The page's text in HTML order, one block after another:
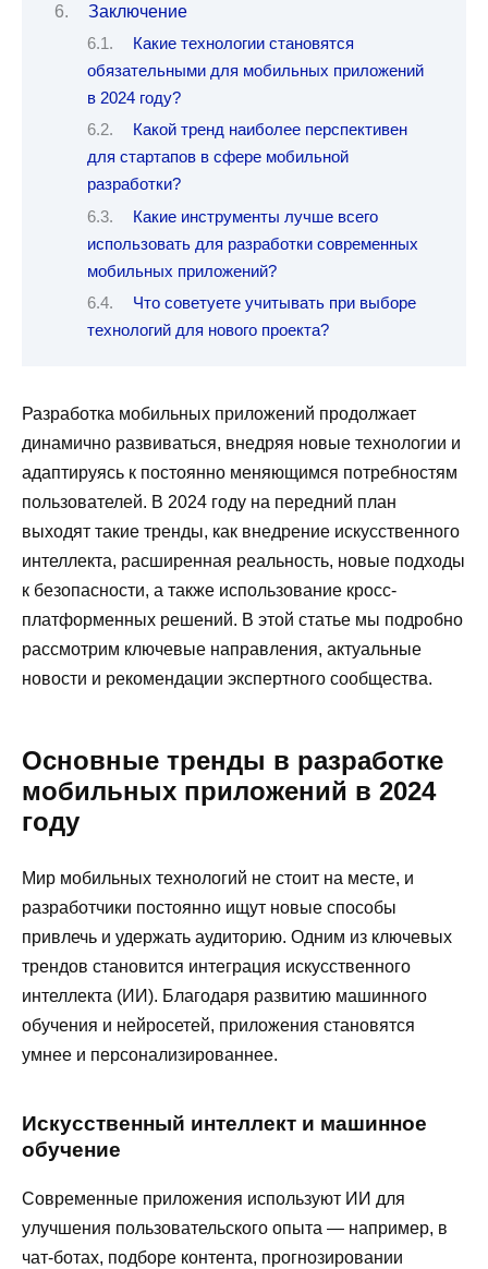
Заключение
Какие технологии становятся
обязательными для мобильных приложений
в 2024 году?
Какой тренд наиболее перспективен
для стартапов в сфере мобильной
разработки?
Какие инструменты лучше всего
использовать для разработки современных
мобильных приложений?
Что советуете учитывать при выборе
технологий для нового проекта?
Разработка мобильных приложений продолжает
динамично развиваться, внедряя новые технологии и
адаптируясь к постоянно меняющимся потребностям
пользователей. В 2024 году на передний план
выходят такие тренды, как внедрение искусственного
интеллекта, расширенная реальность, новые подходы
к безопасности, а также использование кросс-
платформенных решений. В этой статье мы подробно
рассмотрим ключевые направления, актуальные
новости и рекомендации экспертного сообщества.
Основные тренды в разработке
мобильных приложений в 2024
году
Мир мобильных технологий не стоит на месте, и
разработчики постоянно ищут новые способы
привлечь и удержать аудиторию. Одним из ключевых
трендов становится интеграция искусственного
интеллекта (ИИ). Благодаря развитию машинного
обучения и нейросетей, приложения становятся
умнее и персонализированнее.
Искусственный интеллект и машинное
обучение
Современные приложения используют ИИ для
улучшения пользовательского опыта — например, в
чат-ботах, подборе контента, прогнозировании